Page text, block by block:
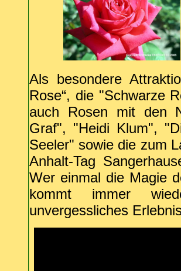
Als besondere
Rose“, die "Schwarze
auch Rosen mit den
Graf", "Heidi Klum",
Seeler" sowie die zum
Anhalt-Tag
Wer einmal die Magie
kommt immer
unvergessliches